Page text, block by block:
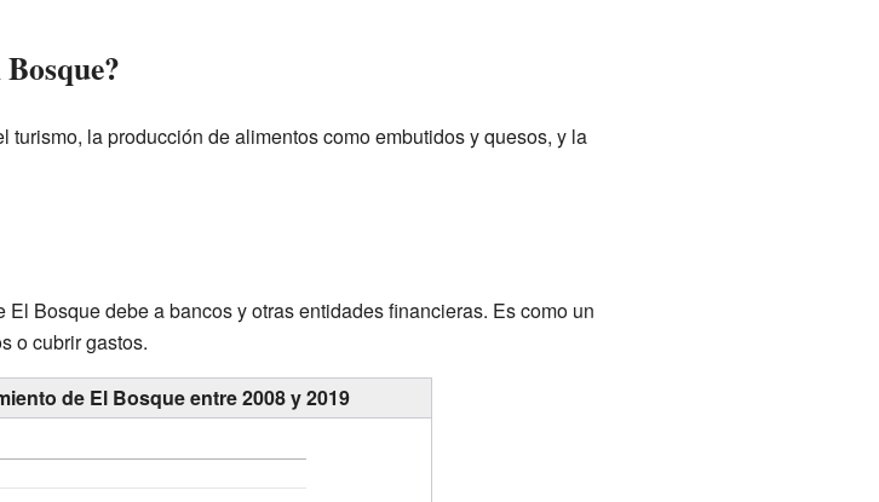
la producción de alimentos como embutidos y quesos, y la
Bosque debe a bancos y otras entidades financieras. Es como un
o cubrir gastos.
de El Bosque entre 2008 y 2019